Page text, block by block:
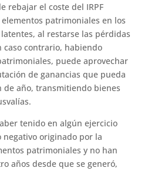
rebajar el coste del IRPF
patrimoniales en los
al restarse las pérdidas
caso contrario, habiendo
puede aprovechar
de ganancias que pueda
de año, transmitiendo bienes
tenido en algún ejercicio
originado por la
patrimoniales y no han
años desde que se generó,